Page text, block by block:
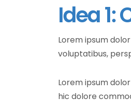
Idea 1:
Lorem ipsum
voluptatibus,
Lorem ipsum
hic dolore